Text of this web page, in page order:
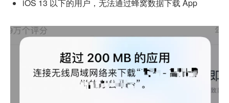
iOS 13 以下的用户，无法通过蜂窝数据下载 App